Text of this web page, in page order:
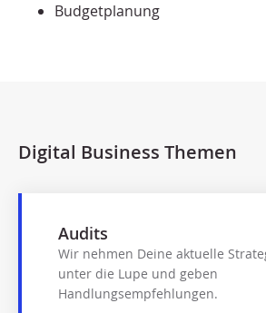
Budgetplanung
Digital Business Themen
Audits
Wir nehmen Deine aktuelle
unter die Lupe und geben
Handlungsempfehlungen.​